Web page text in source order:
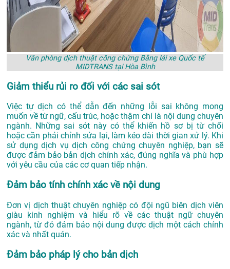
Văn phòng dịch thuật công chứng Bằng lái xe Quốc tế
MIDTRANS tại Hòa Bình
Giảm thiểu rủi ro đối với các sai sót
Việc tự dịch có thể dẫn đến những lỗi sai không mong
muốn về từ ngữ, cấu trúc, hoặc thậm chí là nội dung chuyên
ngành. Những sai sót này có thể khiến hồ sơ bị từ chối
hoặc cần phải chỉnh sửa lại, làm kéo dài thời gian xử lý. Khi
sử dụng dịch vụ dịch công chứng chuyên nghiệp, bạn sẽ
được đảm bảo bản dịch chính xác, đúng nghĩa và phù hợp
với yêu cầu của các cơ quan tiếp nhận.
Đảm bảo tính chính xác về nội dung
Đơn vị dịch thuật chuyên nghiệp có đội ngũ biên dịch viên
giàu kinh nghiệm và hiểu rõ về các thuật ngữ chuyên
ngành, từ đó đảm bảo nội dung được dịch một cách chính
xác và nhất quán.
Đảm bảo pháp lý cho bản dịch